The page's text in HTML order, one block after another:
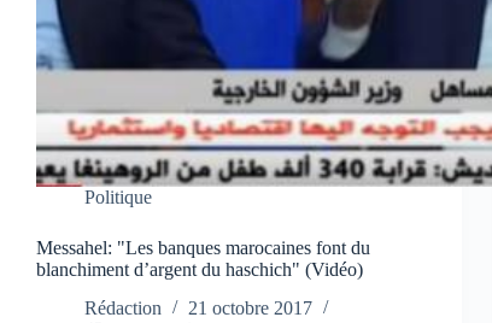
Politique
Messahel: "Les banques marocaines font du
blanchiment d’argent du haschich" (Vidéo)
Rédaction
21 octobre 2017